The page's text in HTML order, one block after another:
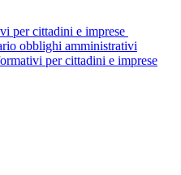
per cittadini e imprese
obblighi amministrativi
per cittadini e imprese